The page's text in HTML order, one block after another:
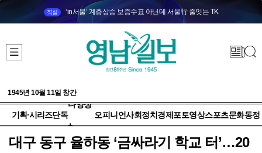
직설 ‘in서울’ 계층상승 보증수표 아닌데 서울行 줄잇는 TK
1945년 10월 11일 창간
기획·시리즈단독
다양성
+
오피니언사회정치 경제 포토영상스포츠문화동정
대구 동구 율하동 ‘금싸라기 학교 터’…20